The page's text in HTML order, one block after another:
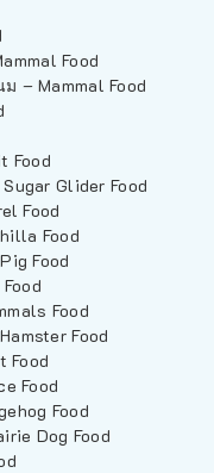
Food
– Mammal Food
Food
Glider Food
Food
Food
Food
Food
Food
Food
Food
Food
Dog Food